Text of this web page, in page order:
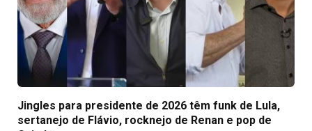
Jingles para presidente de 2026 têm funk de Lula,
sertanejo de Flávio, rocknejo de Renan e pop de